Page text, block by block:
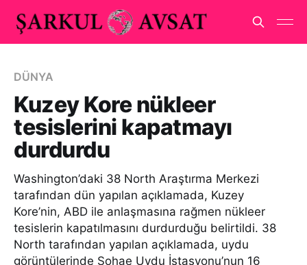
DÜNYA
Kuzey Kore nükleer
tesislerini kapatmayı
durdurdu
Washington’daki 38 North Araştırma Merkezi
tarafından dün yapılan açıklamada, Kuzey
Kore’nin, ABD ile anlaşmasına rağmen nükleer
tesislerin kapatılmasını durdurduğu belirtildi. 38
North tarafından yapılan açıklamada, uydu
görüntülerinde Sohae Uydu İstasyonu’nun 16